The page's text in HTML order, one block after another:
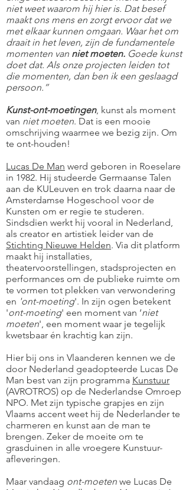
niet weet waarom hij hier is. Dat besef
maakt ons mens en zorgt ervoor dat we
met elkaar kunnen omgaan. Waar het om
draait in het leven, zijn de fundamentele
momenten van niet moeten. Goede kunst
doet dat. Als onze projecten leiden tot
die momenten, dan ben ik een geslaagd
persoon.”
Kunst-ont-moetingen, kunst als moment
van niet moeten. Dat is een mooie
omschrijving waarmee we bezig zijn. Om
te ont-houden!
Lucas De Man werd geboren in Roeselare
in 1982. Hij studeerde Germaanse Talen
aan de KULeuven en trok daarna naar de
Amsterdamse Hogeschool voor de
Kunsten om er regie te studeren.
Sindsdien werkt hij vooral in Nederland,
als creator en artistiek leider van de
Stichting Nieuwe Helden. Via dit platform
maakt hij installaties,
theatervoorstellingen, stadsprojecten en
performances om de publieke ruimte om
te vormen tot plekken van verwondering
en 'ont-moeting'. In zijn ogen betekent
'ont-moeting' een moment van ‘niet
moeten', een moment waar je tegelijk
kwetsbaar én krachtig kan zijn.
Hier bij ons in Vlaanderen kennen we de
door Nederland geadopteerde Lucas De
Man best van zijn programma Kunstuur
(AVROTROS) op de Nederlandse Omroep
NPO. Met zijn typische grapjes en zijn
Vlaams accent weet hij de Nederlander te
charmeren en kunst aan de man te
brengen. Zeker de moeite om te
grasduinen in alle vroegere Kunstuur-
afleveringen.
Maar vandaag ont-moeten we Lucas De